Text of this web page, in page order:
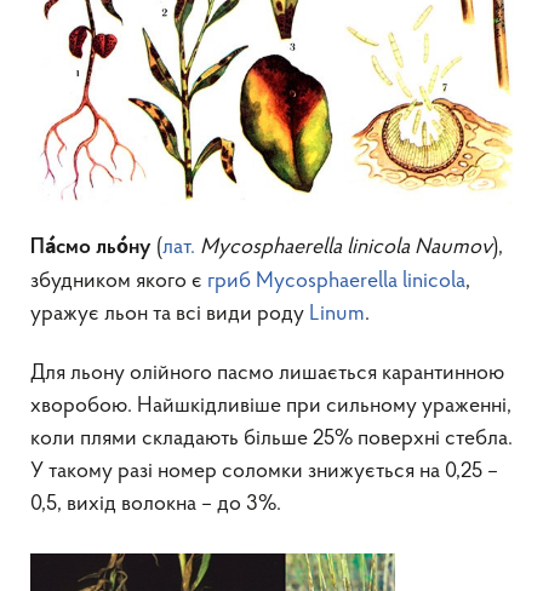
Па́смо льо́ну (лат. Mycosphaerella linicola Naumov),
збудником якого є гриб Mycosphaerella linicola,
уражує льон та всі види роду Linum.
Для льону олійного пасмо лишається карантинною
хворобою. Найшкідливіше при сильному ураженні,
коли плями складають більше 25% поверхні стебла.
У такому разі номер соломки знижується на 0,25 –
0,5, вихід волокна – до 3%.